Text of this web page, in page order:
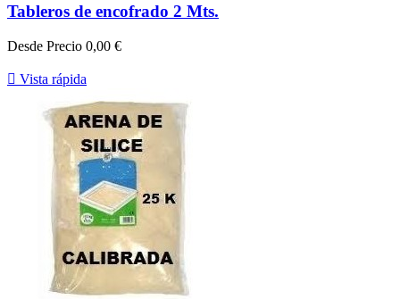
Tableros de encofrado 2 Mts.
Desde Precio 0,00 €
 Vista rápida